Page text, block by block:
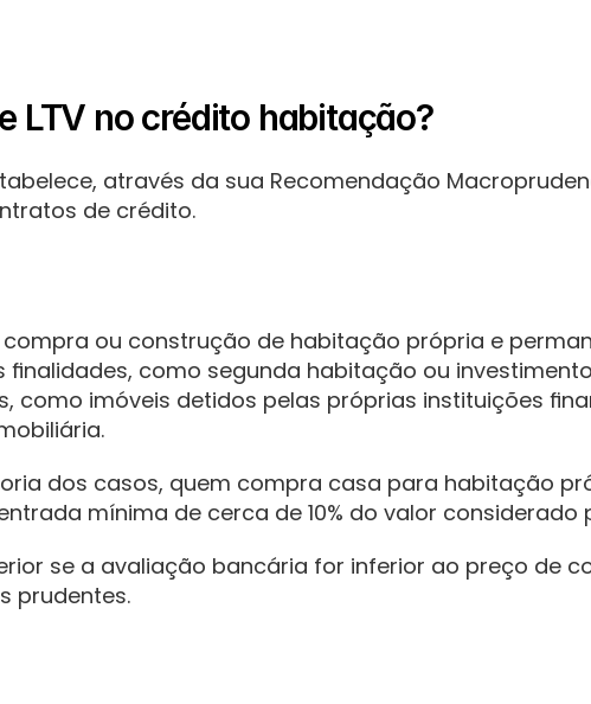
LTV no crédito habitação?
através da sua Recomendação
de crédito.
ou construção de habitação própria e
como segunda habitação ou
como imóveis detidos pelas próprias instituições
dos casos, quem compra casa para habitação
mínima de cerca de 10% do valor considerado
se a avaliação bancária for inferior ao preço de
prudentes.